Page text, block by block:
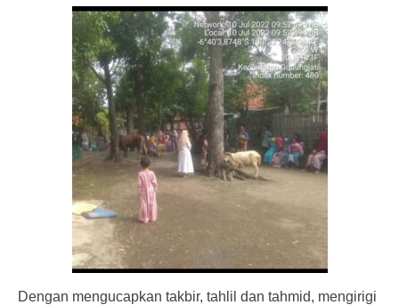
Dengan mengucapkan takbir, tahlil dan tahmid, mengirigi